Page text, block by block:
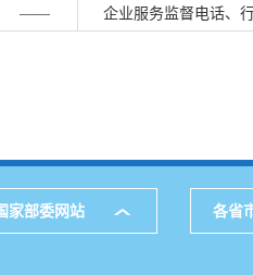
—— 企业服务监督电话、
家部委网站 各省